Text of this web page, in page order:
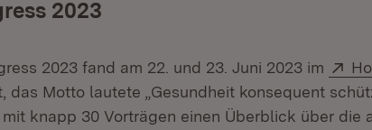
2023
2023 fand am 22. und 23. Juni 2023 im
das Motto lautete „Gesundheit konsequent
knapp 30 Vorträgen einen Überblick über die